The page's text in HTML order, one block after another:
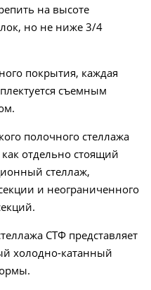
на высоте
но не ниже 3/4
покрытия, каждая
съемным
полочного стеллажа
отдельно стоящий
стеллаж,
и неограниченного
СТФ представляет
холодно-катанный